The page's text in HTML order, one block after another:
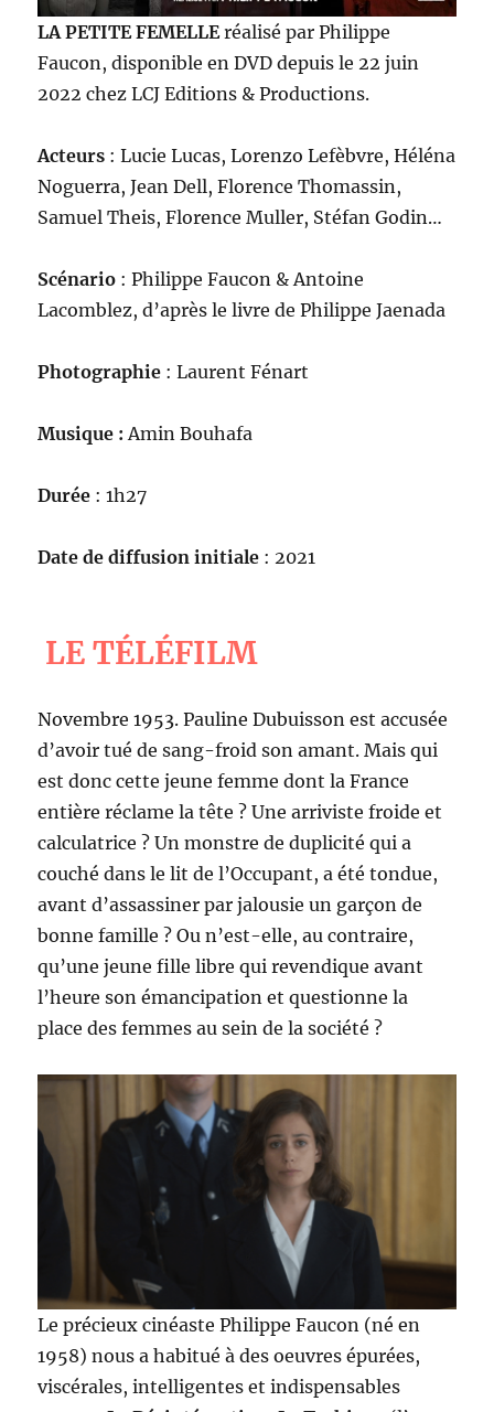
LA PETITE FEMELLEréalisé par Philippe
Faucon, disponible en DVD depuis le 22 juin
2022 chez LCJ Editions & Productions.
Acteurs : Lucie Lucas, Lorenzo Lefèbvre, Héléna
Noguerra, Jean Dell, Florence Thomassin,
Samuel Theis, Florence Muller, Stéfan Godin…
Scénario : Philippe Faucon & Antoine
Lacomblez, d’après le livre de Philippe Jaenada
Photographie : Laurent Fénart
Musique : Amin Bouhafa
Durée : 1h27
Date de diffusion initiale : 2021
LE TÉLÉFILM
Novembre 1953. Pauline Dubuisson est accusée
d’avoir tué de sang-froid son amant. Mais qui
est donc cette jeune femme dont la France
entière réclame la tête ? Une arriviste froide et
calculatrice ? Un monstre de duplicité qui a
couché dans le lit de l’Occupant, a été tondue,
avant d’assassiner par jalousie un garçon de
bonne famille ? Ou n’est-elle, au contraire,
qu’une jeune fille libre qui revendique avant
l’heure son émancipation et questionne la
place des femmes au sein de la société ?
Le précieux cinéaste Philippe Faucon (né en
1958) nous a habitué à des oeuvres épurées,
viscérales, intelligentes et indispensables